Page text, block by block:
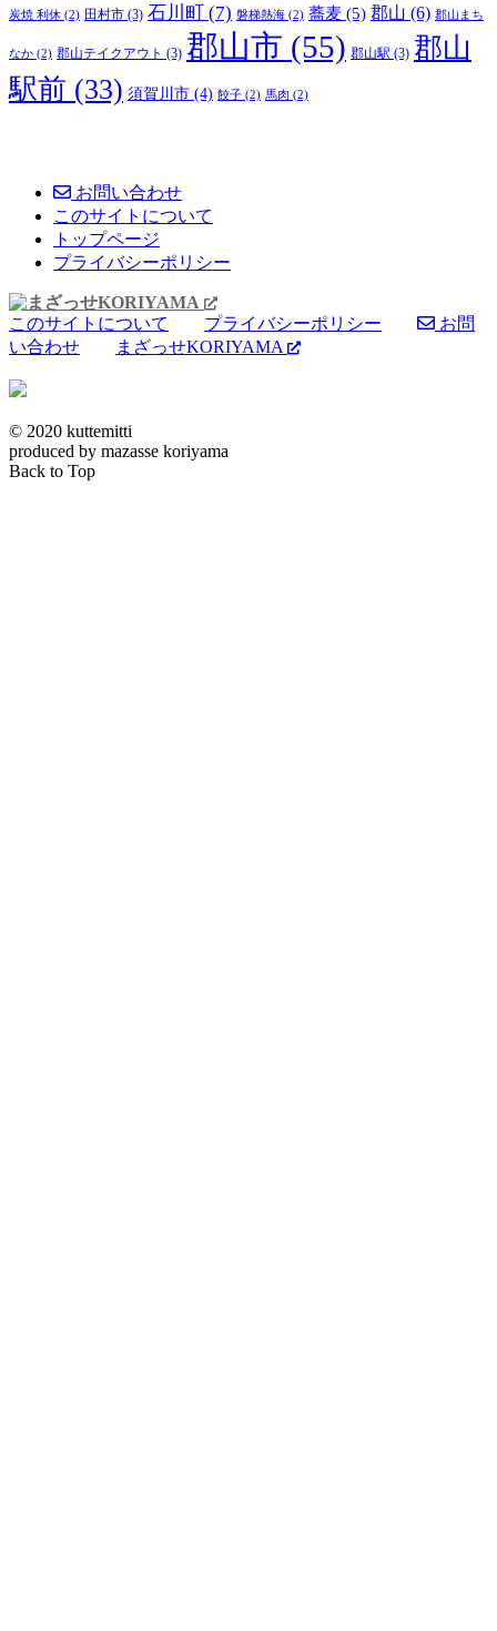
炭焼 利休 (2) 田村市 (3) 石川町 (7) 磐梯熱海 (2) 蕎麦 (5) 郡山 (6) 郡山まち
なか (2) 郡山テイクアウト (3) 郡山市 (55) 郡山駅 (3) 郡山
駅前 (33) 須賀川市 (4) 餃子 (2) 馬肉 (2)
お問い合わせ
このサイトについて
トップページ
プライバシーポリシー
このサイトについて プライバシーポリシー
お問
い合わせ
まざっせKORIYAMA
© 2020 kuttemitti
produced by mazasse koriyama
Back to Top